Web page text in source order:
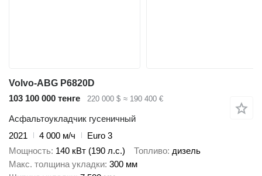
Volvo-ABG P6820D
103 100 000 тенге
220 000 $ ≈ 190 400 €
Асфальтоукладчик гусеничный
2021
4 000 м/ч
Euro 3
Мощность 140 кВт (190 л.с.) Топливо дизель
Макс. толщина укладки 300 мм